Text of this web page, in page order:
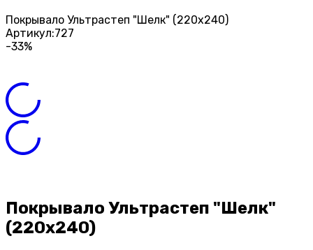
Покрывало Ультрастеп "Шелк" (220х240)
Артикул:727
-33%
Покрывало Ультрастеп "Шелк"
(220х240)